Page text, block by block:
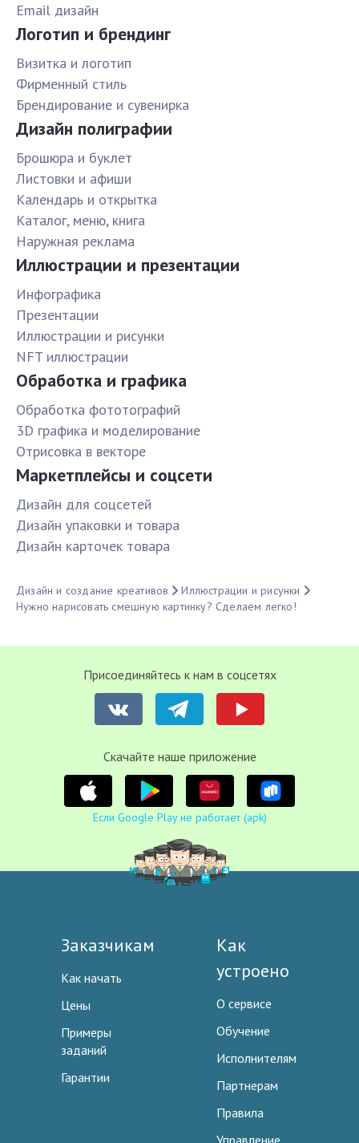
Email дизайн
Логотип и брендинг
Визитка и логотип
Фирменный стиль
Брендирование и сувенирка
Дизайн полиграфии
Брошюра и буклет
Листовки и афиши
Календарь и открытка
Каталог, меню, книга
Наружная реклама
Иллюстрации и презентации
Инфографика
Презентации
Иллюстрации и рисунки
NFT иллюстрации
Обработка и графика
Обработка фототографий
3D графика и моделирование
Отрисовка в векторе
Маркетплейсы и соцсети
Дизайн для соцсетей
Дизайн упаковки и товара
Дизайн карточек товара
Дизайн и создание креативов
Иллюстрации и рисунки
Нужно нарисовать смешную картинку? Сделаем легко!
Присоединяйтесь к нам в соцсетях
Cкачайте наше приложение
Если Google Play не работает (apk)
Заказчикам
Как начать
Цены
Примеры
заданий
Гарантии
Как
устроено
О сервисе
Обучение
Исполнителям
Партнерам
Правила